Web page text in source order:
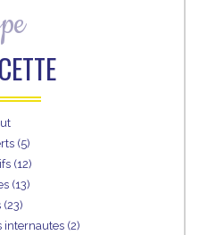
(5)
(12)
(13)
(23)
internautes (2)